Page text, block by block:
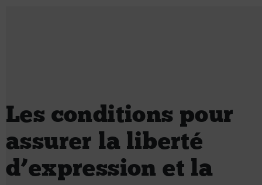
Les conditions pour
assurer la liberté
d’expression et la